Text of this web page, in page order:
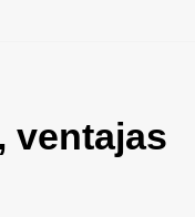
ventajas